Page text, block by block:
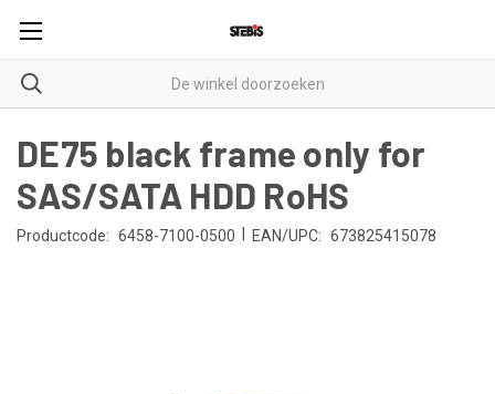
DE75 black frame only for
SAS/SATA HDD RoHS
Productcode: 6458-7100-0500 EAN/UPC: 673825415078